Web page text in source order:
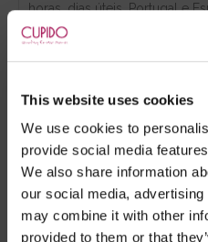
This website uses cookies
We use cookies to
provide social media
We also share information
our social media,
may combine it with other
provided to them or that
horas, dias úteis. Portugal e
artigos em stock. Portes